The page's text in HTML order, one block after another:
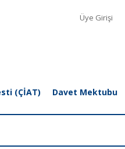
Üye Girişi
(ÇİAT) Davet Mektubu